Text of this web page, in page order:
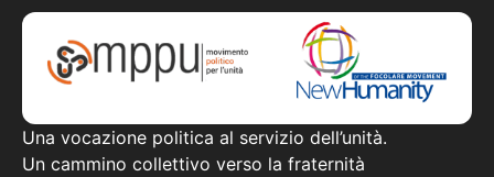
Una vocazione politica al servizio dell’unità.
Un cammino collettivo verso la fraternità